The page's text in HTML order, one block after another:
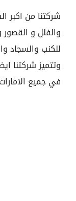
شركتنا من اكبر
والفلل و القصور
للكنب والسجاد
وتتميز شركتنا
في جميع